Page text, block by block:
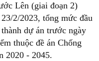
Lên (giai đoạn 2)
2/2023, tổng mức đầu
dự án trước ngày
thuộc đề án Chống
2020 - 2045.